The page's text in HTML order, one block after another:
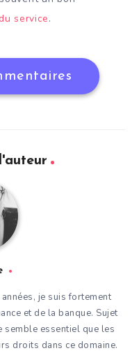
service.
je suis fortement
et de la banque. Sujet
semble essentiel que les
droits dans ce domaine.